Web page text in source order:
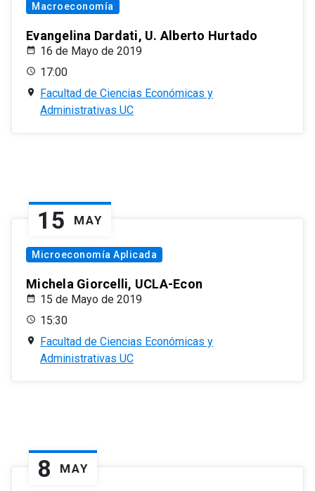
Macroeconomía
Evangelina Dardati, U. Alberto Hurtado
16 de Mayo de 2019
17:00
Facultad de Ciencias Económicas y
Administrativas UC
15 MAY
Microeconomía Aplicada
Michela Giorcelli, UCLA-Econ
15 de Mayo de 2019
15:30
Facultad de Ciencias Económicas y
Administrativas UC
8 MAY